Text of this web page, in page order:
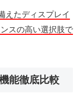
えたディスプレイ
スの高い選択肢で
能徹底比較